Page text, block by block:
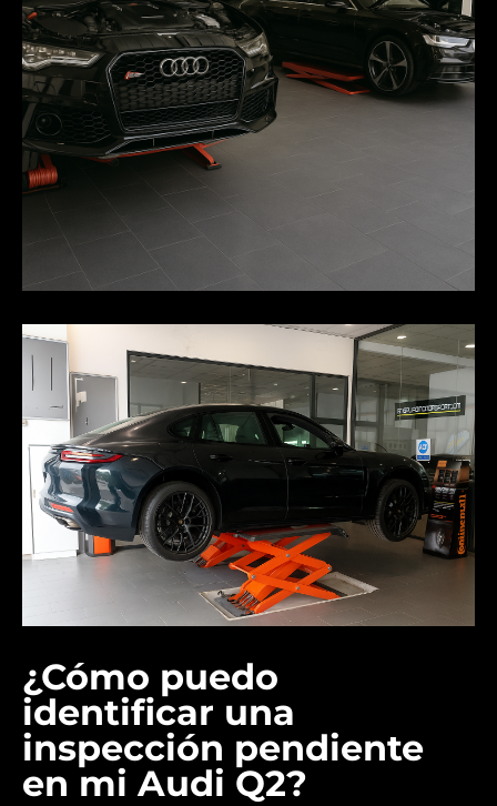
¿Cómo puedo
identificar una
inspección pendiente
en mi Audi Q2?